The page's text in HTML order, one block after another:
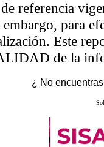
referencia
para
Este
de la
¿ No